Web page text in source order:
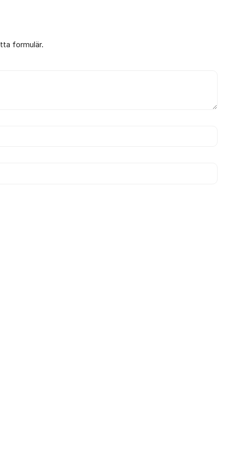
formulär.